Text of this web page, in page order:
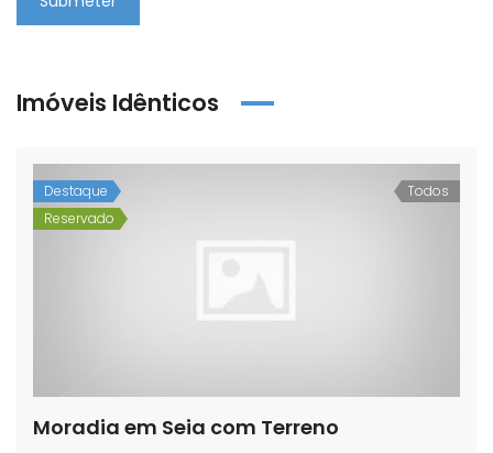
Imóveis Idênticos
Destaque
Reservado
Todos
Moradia em Seia com Terreno